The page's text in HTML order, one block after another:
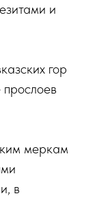
и
гор
прослоев
меркам
в